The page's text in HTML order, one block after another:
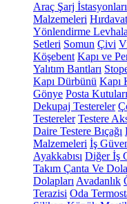
Araç Şarj İstasyonları
Malzemeleri
Yönlendirme
Setleri Somun Çivi
Köşebent Kapı ve
Yalıtım Bantları
Kapı Dürbünü Kapı
Gönye Posta Kutuları
Dekupaj Testereler
Testereler Testere
Daire Testere Bıçağı
Malzemeleri İş
Ayakkabısı Diğer İş
Takım Çanta Ve
Dolapları Avadanlık
Terazisi Oda